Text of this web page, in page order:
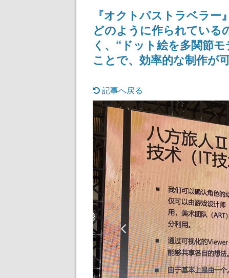
ク」にて特別話が掲載ス
タート、あのお話には…
まだ続きがある！
めて、BPOが議
す
『オクトパストラベラ
どのように作られている
く、“ドット絵を多関節
ことで、効率的な制作が
記事へ戻る